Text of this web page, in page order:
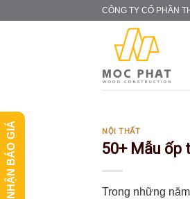
CÔNG TY CỔ PHẦN
NỘI THẤT
50+ Mẫu ốp
Trong những
NHẬN BÁO GIÁ